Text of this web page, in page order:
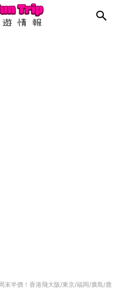
末半價！香港飛大阪/東京/福岡/廣島/鹿